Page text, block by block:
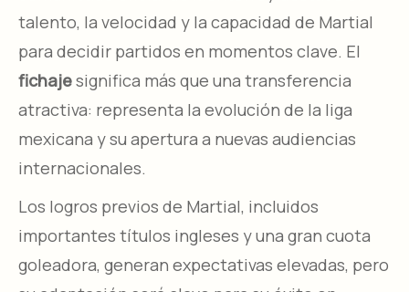
talento, la velocidad y la capacidad de Martial
para decidir partidos en momentos clave. El
fichajesignifica más que una transferencia
atractiva: representa la evolución de la liga
mexicana y su apertura a nuevas audiencias
internacionales.
Los logros previos de Martial, incluidos
importantes títulos ingleses y una gran cuota
goleadora, generan expectativas elevadas, pero